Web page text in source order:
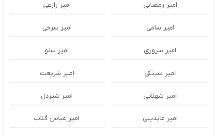
امیر رمضانی امیر زارعی
امیر سامی امیر سرخی
امیر سروری امیر سلو
امیر سینکی امیر شریعت
امیر شهلایی امیر شیردل
امیر عابدینی امیر عباس گلاب